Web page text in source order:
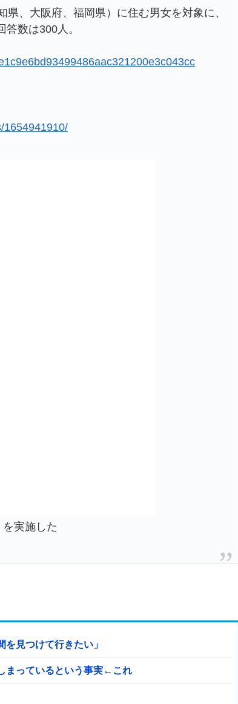
、大阪府、福岡県）に住む男女を対象に、
数は300人。
1654941910/
実施した
見つけて行きたい」
まっているという事実←これ